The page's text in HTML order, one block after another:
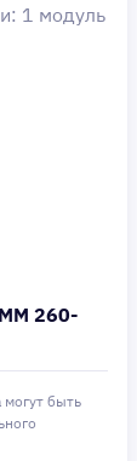
1 модуль
260-
быть